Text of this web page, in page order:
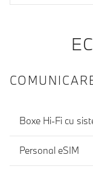
Boxe Hi-Fi cu
Personal eSIM